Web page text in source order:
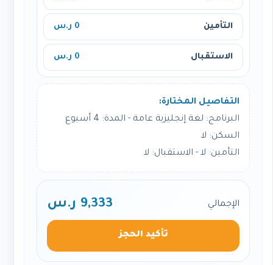
التأمين 0 ر.س
الاستقبال 0 ر.س
التفاصيل المختارة:
البرنامج: لغة إنجليزية عامة - المدة: 4 أسبوع
السكن: لا
التأمين: لا - الاستقبال: لا
الإجمالي 9,333 ر.س
تأكيد الحجز